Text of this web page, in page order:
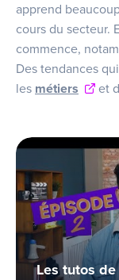
apprend
cours du secteur.
commence,
Des tendances
les métiers et
Les tutos